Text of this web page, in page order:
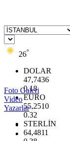
26°
DOLAR
47,7436
0.18
EURO
55,2510
0.32
STERLİN
64,4811
Foto Galeri
Video
Yazarlar